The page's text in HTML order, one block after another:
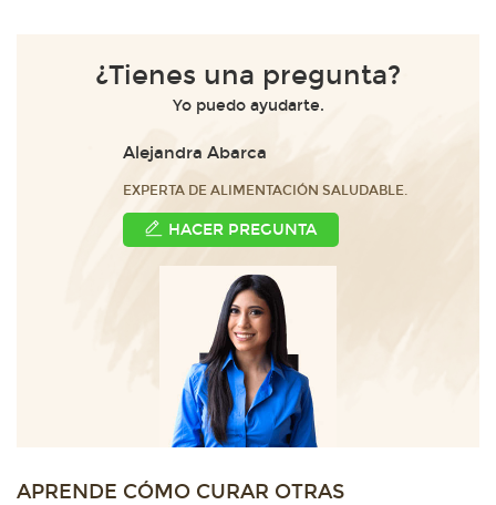
¿Tienes una pregunta?
Yo puedo ayudarte.
Alejandra Abarca
EXPERTA DE ALIMENTACIÓN SALUDABLE.
HACER PREGUNTA
APRENDE CÓMO CURAR OTRAS